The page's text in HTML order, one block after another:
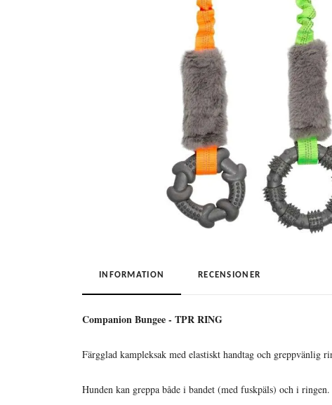
INFORMATION RECENSIONER
Companion Bungee - TPR RING
Färgglad kampleksak med elastiskt handtag och greppvänlig
Hunden kan greppa både i bandet (med fuskpäls) och i